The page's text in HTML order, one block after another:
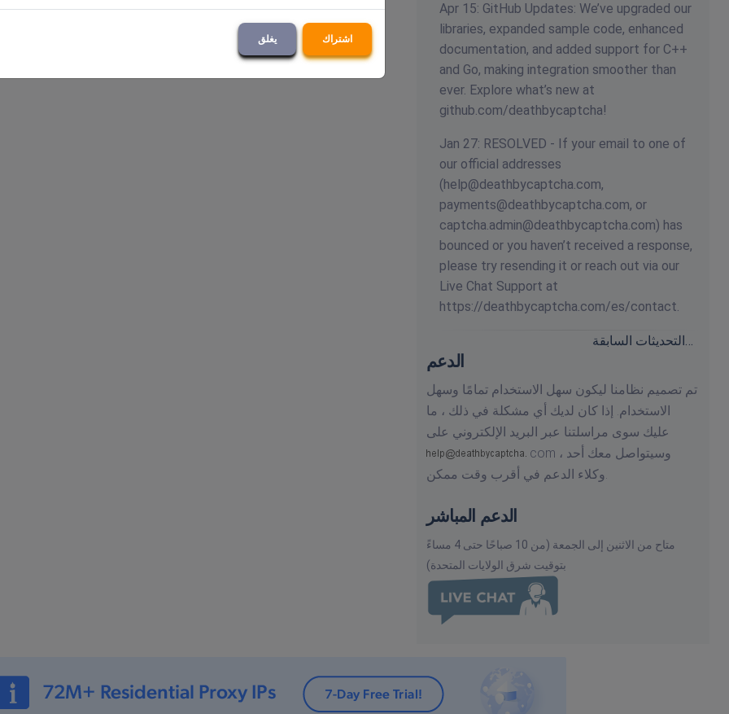
Apr 15: GitHub Updates: We’ve upgraded our
libraries, expanded sample code, enhanced
documentation, and added support for C++
and Go, making integration smoother than
ever. Explore what’s new at
github.com/deathbycaptcha!
Jan 27: RESOLVED - If your email to one of
our official addresses
(help@deathbycaptcha.com,
payments@deathbycaptcha.com, or
captcha.admin@deathbycaptcha.com) has
bounced or you haven’t received a response,
please try resending it or reach out via our
Live Chat Support at
https://deathbycaptcha.com/es/contact.
التحديثات السابقة…
الدعم
تم تصميم نظامنا ليكون سهل الاستخدام تمامًا وسهل
الاستخدام. إذا كان لديك أي مشكلة في ذلك ، ما
عليك سوى مراسلتنا عبر البريد الإلكتروني على
com ، وسيتواصل معك أحد
وكلاء الدعم في أقرب وقت ممكن.
الدعم المباشر
متاح من الاثنين إلى الجمعة (من 10 صباحًا حتى 4 مساءً
بتوقيت شرق الولايات المتحدة)
يغلق اشتراك